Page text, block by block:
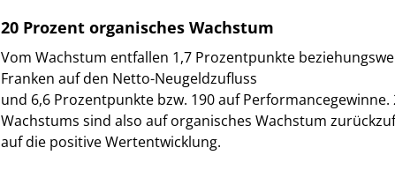
20 Prozent organisches Wachstum
Vom Wachstum entfallen 1,7 Prozentpunkte
Franken auf den Netto-Neugeldzufluss
und 6,6 Prozentpunkte bzw. 190 auf Performancegewinne.
Wachstums sind also auf organisches Wachstum
auf die positive Wertentwicklung.